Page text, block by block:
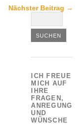
Nächster Beitrag →
ICH FREUE
MICH AUF
IHRE
FRAGEN,
ANREGUNGEN
UND
WÜNSCHE